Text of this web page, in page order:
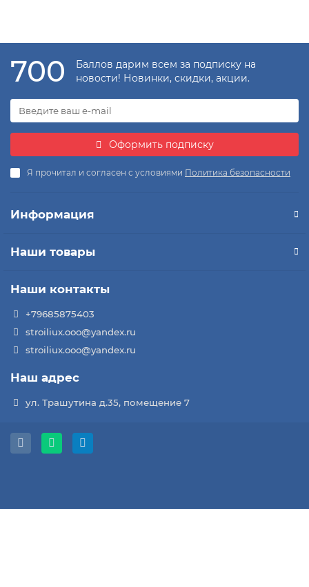
700
Баллов дарим всем за подписку на
новости! Новинки, скидки, акции.
Оформить подписку
Я прочитал и согласен с условиями Политика безопасности
Информация
Наши товары
Наши контакты
+79685875403
stroiliux.ooo@yandex.ru
stroiliux.ooo@yandex.ru
Наш адрес
ул. Трашутина д.35, помещение 7